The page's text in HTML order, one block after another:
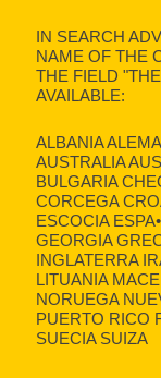
IN SEARCH
NAME OF THE
THE FIELD
AVAILABLE:
ALBANIA
AUSTRALIA
BULGARIA
CORCEGA
ESCOCIA
GEORGIA
INGLATERRA
LITUANIA
NORUEGA
PUERTO RICO
SUECIA SUIZA